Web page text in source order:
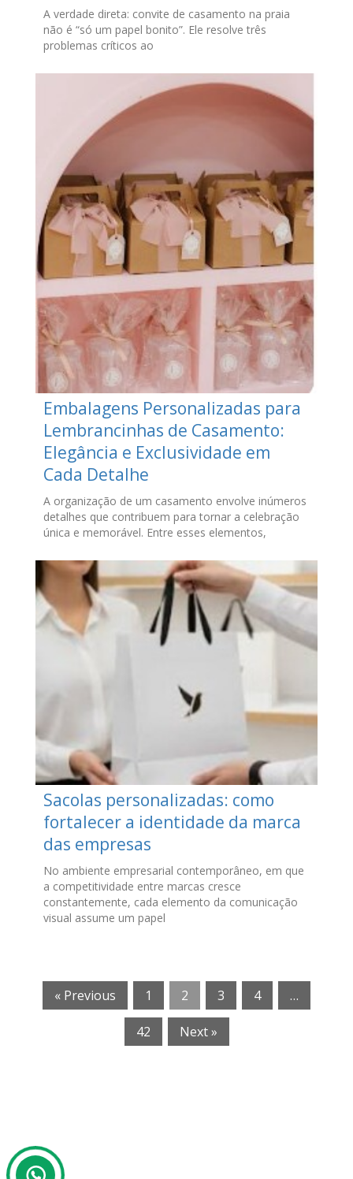
A verdade direta: convite de casamento na praia
não é “só um papel bonito”. Ele resolve três
problemas críticos ao
Embalagens Personalizadas para
Lembrancinhas de Casamento:
Elegância e Exclusividade em
Cada Detalhe
A organização de um casamento envolve inúmeros
detalhes que contribuem para tornar a celebração
única e memorável. Entre esses elementos,
Sacolas personalizadas: como
fortalecer a identidade da marca
das empresas
No ambiente empresarial contemporâneo, em que
a competitividade entre marcas cresce
constantemente, cada elemento da comunicação
visual assume um papel
« Previous 1 2 3 4 …
42 Next »